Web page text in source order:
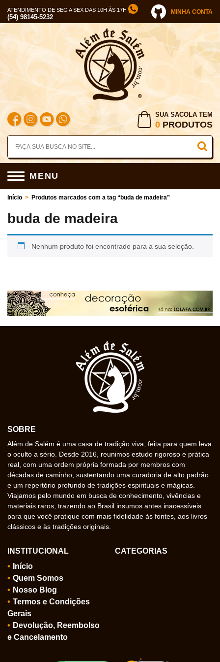
ATENDIMENTO DE SEG A SEX DAS 10H ÀS 17H
(54) 98145-5232
MINHA CONTA
SUA SACOLA TEM
0 PRODUTOS
MENU
Início > Produtos marcados com a tag “buda de madeira”
buda de madeira
Nenhum produto foi encontrado para a sua seleção.
SOBRE
Além de Salém é uma casa de tradição viva, feita para quem leva
o oculto a sério. Desde 2016, reunimos estudo rigoroso e prática
real, com uma ordem própria formada por membros com
décadas de caminho, sustentando uma curadoria de alto padrão
e um repertório profundo de tradições espirituais e mágicas.
Viajamos pelo mundo em busca de conhecimento, vivências e
materiais raros, trazendo ao Brasil insumos antes inacessíveis
para que você pratique com mais fidelidade às fontes, aos livros
clássicos e às tradições originais.
INSTITUCIONAL
Início
Quem Somos
Nosso Blog
Termos e Condições
Gerais
Devolução, Reembolso
e Cancelamento
CATEGORIAS